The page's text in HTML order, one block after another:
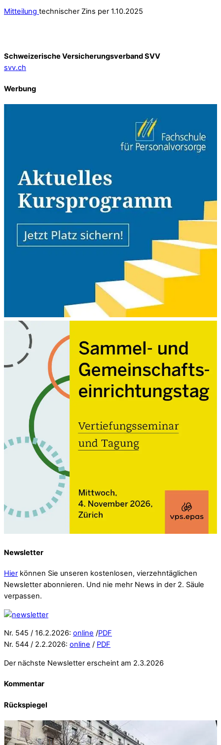
Mitteilung technischer Zins per 1.10.2025
Schweizerische Versicherungsverband SVV
svv.ch
Werbung
Newsletter
Hier können Sie unseren kostenlosen, vierzehntäglichen
Newsletter abonnieren. Und nie mehr News in der 2. Säule
verpassen.
Nr. 545 / 16.2.2026: online /PDF
Nr. 544 / 2.2.2026: online / PDF
Der nächste Newsletter erscheint am 2.3.2026
Kommentar
Rückspiegel